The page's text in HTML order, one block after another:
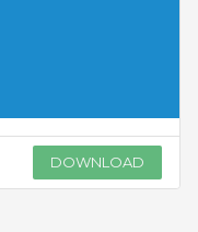
DOWNLOAD